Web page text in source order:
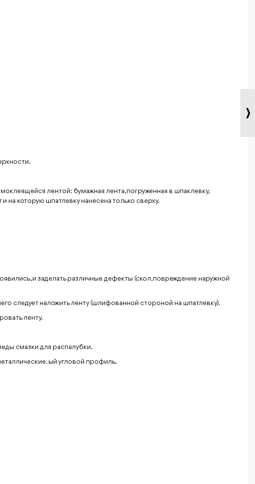
лентой: бумажная лента, погруженная в шпаклевку,
на которую шпатлевку нанесена только сверху.
и заделать различные дефекты (скол, повреждение наружной
следует наложить ленту (шлифованной стороной на шпатлевку).
ленту.
смазки для распалубки.
ый угловой профиль.